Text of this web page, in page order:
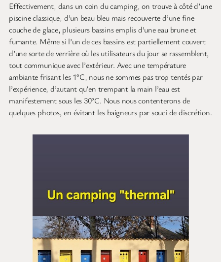
Effectivement, dans un coin du camping, on trouve à côté d’une
piscine classique, d’un beau bleu mais recouverte d’une fine
couche de glace, plusieurs bassins emplis d’une eau brune et
fumante. Même si l’un de ces bassins est partiellement couvert
d’une sorte de verrière où les utilisateurs du jour se rassemblent,
tout communique avec l’extérieur. Avec une température
ambiante frisant les 1°C, nous ne sommes pas trop tentés par
l’expérience, d’autant qu’en trempant la main l’eau est
manifestement sous les 30°C. Nous nous contenterons de
quelques photos, en évitant les baigneurs par souci de discrétion.